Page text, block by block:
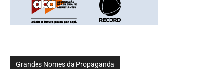
Grandes Nomes da Propaganda